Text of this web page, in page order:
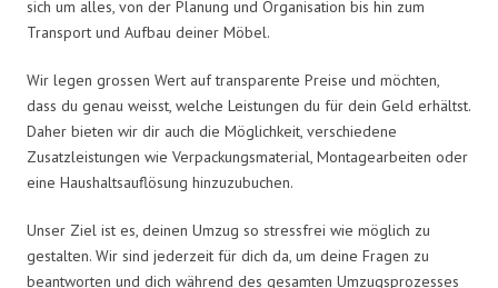
sich um alles, von der Planung und Organisation bis hin zum
Transport und Aufbau deiner Möbel.
Wir legen grossen Wert auf transparente Preise und möchten,
dass du genau weisst, welche Leistungen du für dein Geld erhältst.
Daher bieten wir dir auch die Möglichkeit, verschiedene
Zusatzleistungen wie Verpackungsmaterial, Montagearbeiten oder
eine Haushaltsauflösung hinzuzubuchen.
Unser Ziel ist es, deinen Umzug so stressfrei wie möglich zu
gestalten. Wir sind jederzeit für dich da, um deine Fragen zu
beantworten und dich während des gesamten Umzugsprozesses